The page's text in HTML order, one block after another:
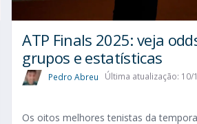
ATP Finals 2025: veja
grupos e estatísticas
Pedro Abreu Última atualização: 10/
Os oitos melhores tenistas da